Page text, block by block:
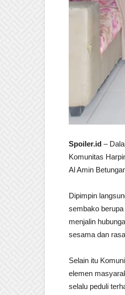
Spoiler.id –
Komunitas
Al Amin
Dipimpin
sembako
menjalin
sesama dan
Selain itu
elemen
selalu peduli